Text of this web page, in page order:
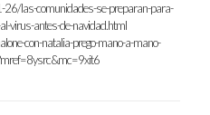
las-comunidades-se-preparan-para-
virus-antes-de-navidad.html
con-natalia-prego-mano-a-mano-